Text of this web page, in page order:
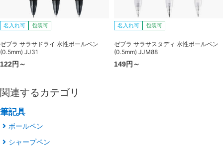
名入れ可 包装可
ゼブラ サラサドライ 水性ボールペン
(0.5mm) JJ31
122円～
名入れ可 包装可
ゼブラ サラサスタディ 水性ボールペン
(0.5mm) JJM88
149円～
関連するカテゴリ
筆記具
ボールペン
シャープペン